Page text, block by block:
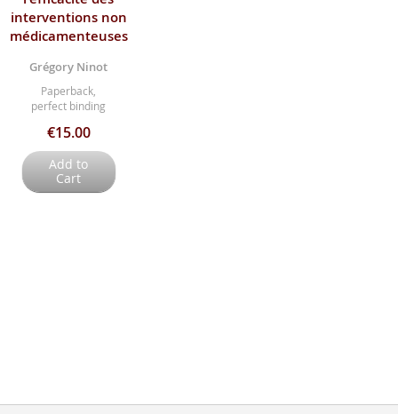
interventions non
médicamenteuses
Grégory Ninot
Paperback,
perfect binding
€15.00
Add to
Cart